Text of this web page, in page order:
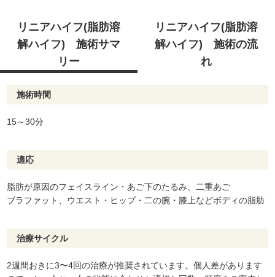
リニアハイフ(脂肪溶
解ハイフ) 施術サマ
リー
リニアハイフ(脂肪溶
解ハイフ) 施術の流
れ
施術時間
15～30分
適応
脂肪が原因のフェイスライン・あご下のたるみ、二重あご
ブラファット、ウエスト・ヒップ・二の腕・膝上などボディの脂肪
治療サイクル
2週間おきに3〜4回の治療が推奨されています。個人差があります